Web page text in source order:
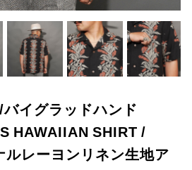
イグラッドハンド
HAWAIIAN SHIRT /
ルレーヨンリネン生地ア